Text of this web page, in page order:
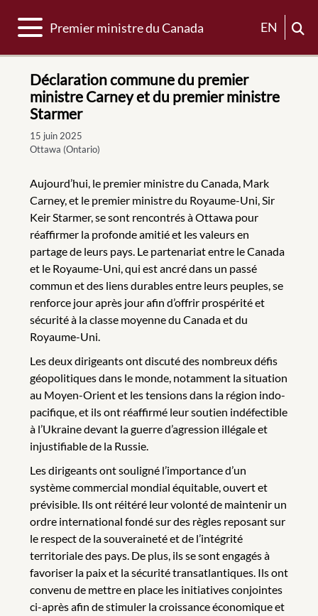
Basculer la navigation
Premier ministre du Canada EN
Déclaration commune du premier
ministre Carney et du premier ministre
Starmer
15 juin 2025
Ottawa (Ontario)
Aujourd’hui, le premier ministre du Canada, Mark
Carney, et le premier ministre du Royaume-Uni, Sir
Keir Starmer, se sont rencontrés à Ottawa pour
réaffirmer la profonde amitié et les valeurs en
partage de leurs pays. Le partenariat entre le Canada
et le Royaume-Uni, qui est ancré dans un passé
commun et des liens durables entre leurs peuples, se
renforce jour après jour afin d’offrir prospérité et
sécurité à la classe moyenne du Canada et du
Royaume-Uni.
Les deux dirigeants ont discuté des nombreux défis
géopolitiques dans le monde, notamment la situation
au Moyen-Orient et les tensions dans la région indo-
pacifique, et ils ont réaffirmé leur soutien indéfectible
à l’Ukraine devant la guerre d’agression illégale et
injustifiable de la Russie.
Les dirigeants ont souligné l’importance d’un
système commercial mondial équitable, ouvert et
prévisible. Ils ont réitéré leur volonté de maintenir un
ordre international fondé sur des règles reposant sur
le respect de la souveraineté et de l’intégrité
territoriale des pays. De plus, ils se sont engagés à
favoriser la paix et la sécurité transatlantiques. Ils ont
convenu de mettre en place les initiatives conjointes
ci-après afin de stimuler la croissance économique et